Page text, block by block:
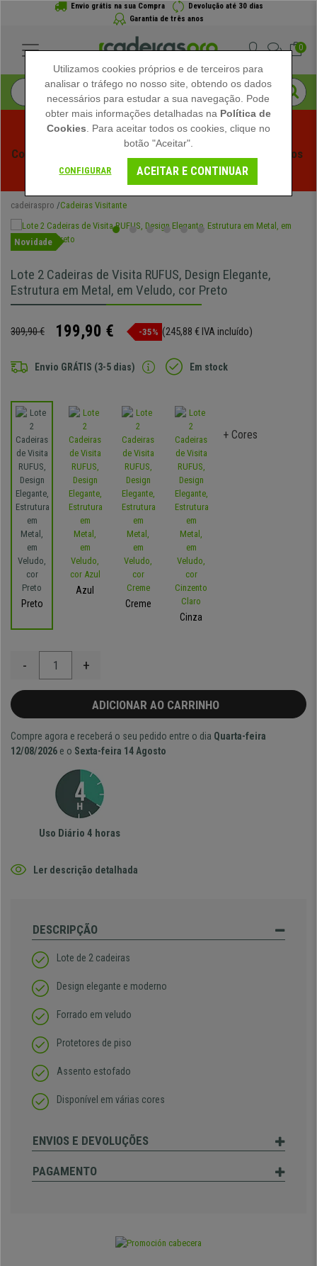
Envio grátis na sua Compra
Devolução até 30 dias
Garantia de três anos
0
Começam os Saldos de Verão em Cadeiraspro! Descontos
Exclusivos por Tempo Limitado - Ver Promoção
cadeiraspro Cadeiras Visitante
Novidade
Lote 2 Cadeiras de Visita RUFUS, Design Elegante,
Estrutura em Metal, em Veludo, cor Preto
309,90 € 199,90 € -35% (245,88 € IVA incluído)
Envio GRÁTIS (3-5 dias) Em stock
Preto
Azul
Creme
Cinza
+ Cores
- +
ADICIONAR AO CARRINHO
Compre agora e receberá o seu pedido entre o dia Quarta-feira
12/08/2026 e o Sexta-feira 14 Agosto
Uso Diário 4 horas
Ler descrição detalhada
DESCRIPÇÃO
Lote de 2 cadeiras
Design elegante e moderno
Forrado em veludo
Protetores de piso
Assento estofado
Disponível em várias cores
ENVIOS E DEVOLUÇÕES
PAGAMENTO
Utilizamos cookies próprios e de terceiros para
analisar o tráfego no nosso site, obtendo os dados
necessários para estudar a sua navegação. Pode
obter mais informações detalhadas na Política de
Cookies . Para aceitar todos os cookies, clique no
botão "Aceitar".
CONFIGURAR ACEITAR E CONTINUAR